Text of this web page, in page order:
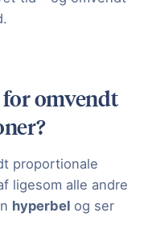
omvendt
proportionale
ligesom alle andre
hyperbel og ser